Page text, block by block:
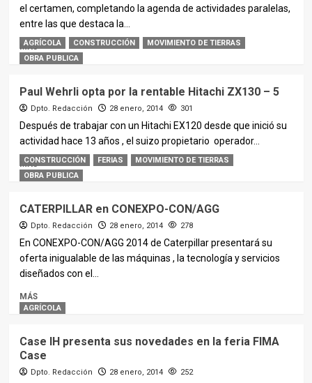
el certamen, completando la agenda de actividades paralelas,
entre las que destaca la...
MÁS
AGRÍCOLA CONSTRUCCIÓN
MOVIMIENTO DE TIERRAS
OBRA PUBLICA
Paul Wehrli opta por la rentable Hitachi ZX130 – 5
Dpto. Redacción 28 enero, 2014 301
Después de trabajar con un Hitachi EX120 desde que inició su
actividad hace 13 años , el suizo propietario operador...
MÁS
CONSTRUCCIÓN FERIAS
MOVIMIENTO DE TIERRAS
OBRA PUBLICA
CATERPILLAR en CONEXPO-CON/AGG
Dpto. Redacción 28 enero, 2014 278
En CONEXPO-CON/AGG 2014 de Caterpillar presentará su
oferta inigualable de las máquinas , la tecnología y servicios
diseñados con el...
MÁS
AGRÍCOLA
Case IH presenta sus novedades en la feria FIMA
Case
Dpto. Redacción 28 enero, 2014 252